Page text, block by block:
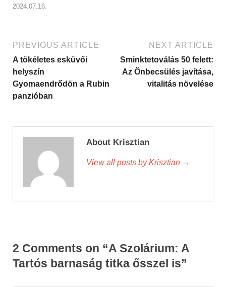
2024.07.16.
PREVIOUS ARTICLE
A tökéletes esküvői
helyszín
Gyomaendrődön a Rubin
panzióban
NEXT ARTICLE
Sminktetoválás 50 felett:
Az Önbecsülés javítása,
vitalitás növelése
About Krisztian
View all posts by Krisztian →
2 Comments on “A Szolárium: A
Tartós barnaság titka ősszel is”